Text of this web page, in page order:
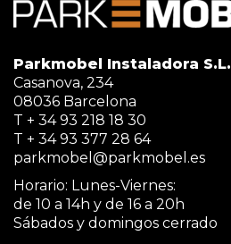
Parkmobel Instaladora S.L.
Casanova, 234
08036 Barcelona
T + 34 93 218 18 30
T + 34 93 377 28 64
parkmobel@parkmobel.es
Horario: Lunes-Viernes:
de 10 a 14h y de 16 a 20h
Sábados y domingos cerrado